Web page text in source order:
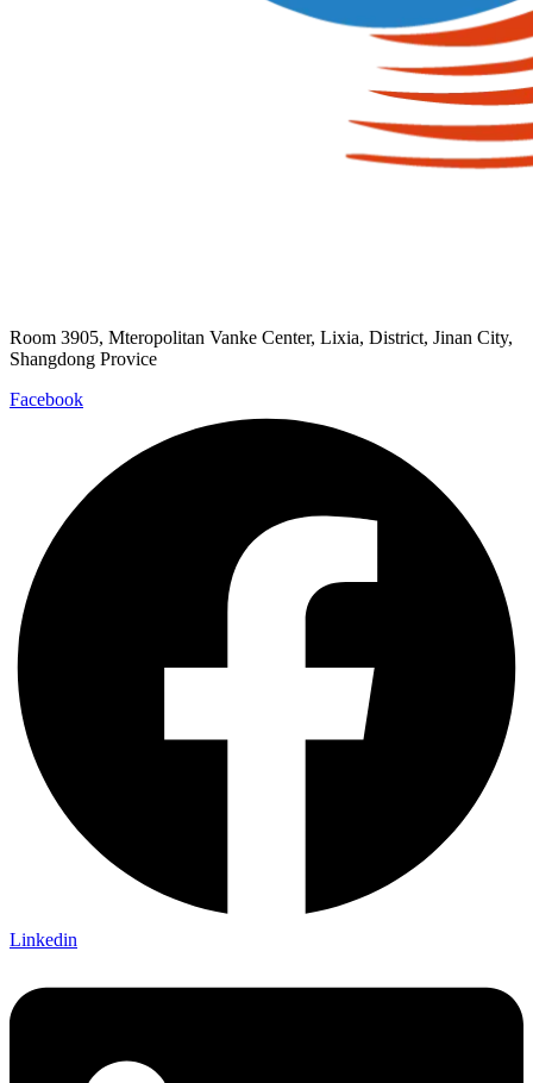
Room 3905, Mteropolitan Vanke Center, Lixia, District, Jinan City,
Shangdong Provice
Facebook
Linkedin